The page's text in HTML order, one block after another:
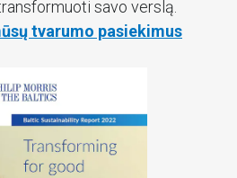
savo verslą.
tvarumo pasiekimus